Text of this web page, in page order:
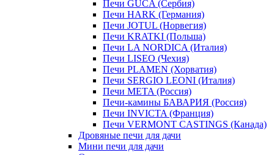
Печи GUCA (Сербия)
Печи HARK (Германия)
Печи JOTUL (Норвегия)
Печи KRATKI (Польша)
Печи LA NORDICA (Италия)
Печи LISEO (Чехия)
Печи PLAMEN (Хорватия)
Печи SERGIO LEONI (Италия)
Печи META (Россия)
Печи-камины БАВАРИЯ (Россия)
Печи INVICTA (Франция)
Печи VERMONT CASTINGS (Канада)
Дровяные печи для дачи
Мини печи для дачи